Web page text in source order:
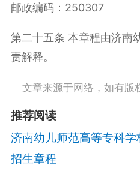
邮政编码：250307
第二十五条 本章程由济南
责解释。
文章来源于网络，如有版
推荐阅读
济南幼儿师范高等专科
招生章程